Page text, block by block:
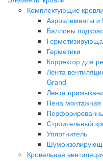
Комплектующие кровли
Аэроэлементы и
Баллоны
Герметики
Корректор для
Лента
Grand
Лента
Пена монтажнaя
Строительный
Уплотнитель
Кровельная